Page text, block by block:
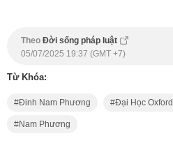
Theo Đời sống pháp luật
05/07/2025 19:37 (GMT +7)
Từ Khóa:
Đinh Nam Phương Đại Học Oxford
Nam Phương